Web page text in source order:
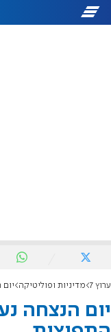
ערוץ 7 מדיניות ופוליטיקה
יום הנצחה